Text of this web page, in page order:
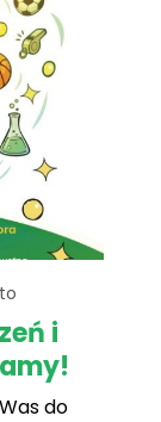
i
do